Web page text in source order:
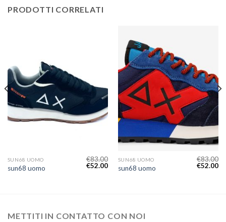
PRODOTTI CORRELATI
SUN68 UOMO
sun68 uomo
€83.00
€52.00
SUN68 UOMO
sun68 uomo
€83.00
€52.00
METTITI IN CONTATTO CON NOI